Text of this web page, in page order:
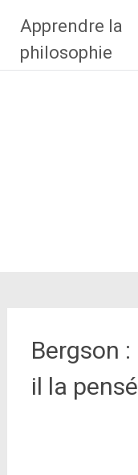
contenu
principal
Apprendre la
philosophie
Bergson
il la